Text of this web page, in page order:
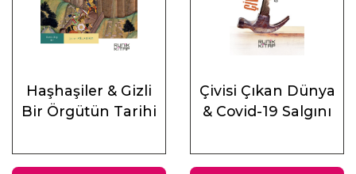
Haşhaşiler & Gizli
Bir Örgütün Tarihi
Çivisi Çıkan Dünya
& Covid-19 Salgını
Muhasebeler